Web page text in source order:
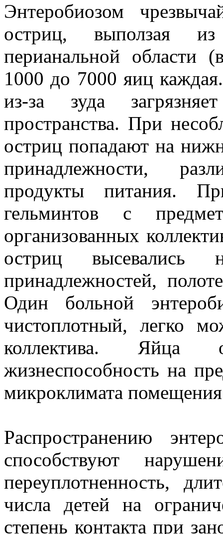
Энтеробиозом
остриц, выползая
перианальной области
1000 до 7000 яиц каждая.
из-за зуда
пространства. При
остриц попадают на
принадлежности,
продукты питания.
гельминтов с
организованных
остриц
принадлежностей,
Один больной
чистоплотный, легко
коллектива. Яйца
жизнеспособность на
микроклимата
Распространению
способствуют
переуплотненность,
числа детей на
степень контакта при